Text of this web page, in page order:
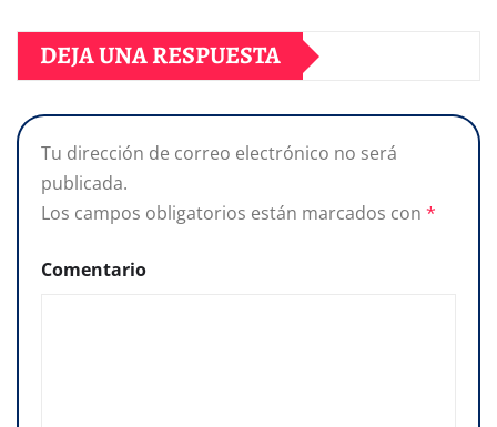
DEJA UNA RESPUESTA
Tu dirección de correo electrónico no será
publicada.
Los campos obligatorios están marcados con *
Comentario